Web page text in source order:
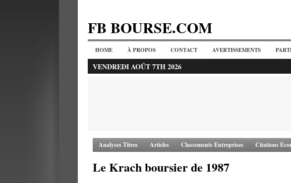
FB BOURSE.COM
HOME À PROPOS CONTACT AVERTISSEMENTS
VENDREDI AOÛT 7TH 2026
Analyses Titres Articles Classements Entreprises Citations
Le Krach boursier de 1987